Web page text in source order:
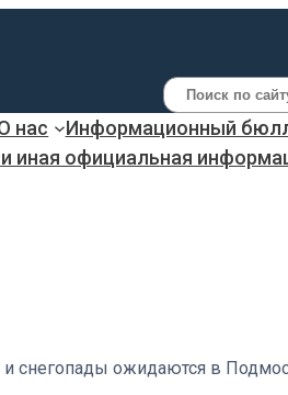
Поиск
нас
Информационный
официальная
снегопады ожидаются в